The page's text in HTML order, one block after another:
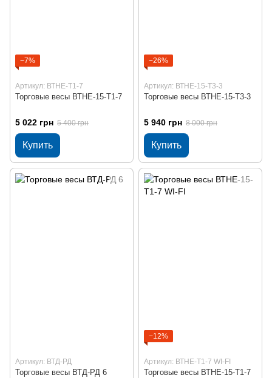
−7%
Артикул: ВТНЕ-Т1-7
Торговые весы ВТНЕ-15-Т1-7
5 022 грн 5 400 грн
Купить
−26%
Артикул: ВТНЕ-15-Т3-3
Торговые весы ВТНЕ-15-Т3-3
5 940 грн 8 000 грн
Купить
Артикул: ВТД-РД
Торговые весы ВТД-РД 6
−12%
Артикул: ВТНЕ-Т1-7 WI-FI
Торговые весы ВТНЕ-15-Т1-7